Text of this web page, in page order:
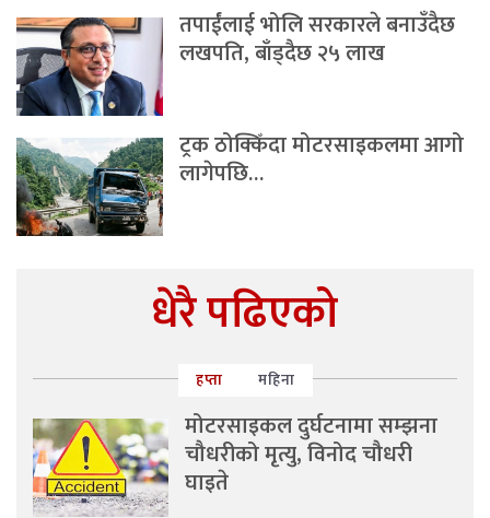
तपाईंलाई भोलि सरकारले बनाउँदैछ
लखपति, बाँड्दैछ २५ लाख
ट्रक ठोक्किँदा मोटरसाइकलमा आगो
लागेपछि…
धेरै पढिएको
हप्ता महिना
मोटरसाइकल दुर्घटनामा सम्झना
चौधरीको मृत्यु, विनोद चौधरी
घाइते